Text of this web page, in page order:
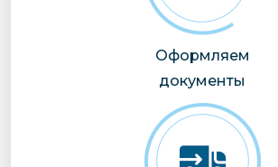
Оформляем
документы